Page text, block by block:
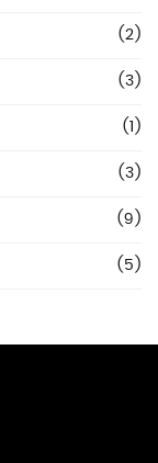
(2)
(3)
(1)
(3)
(9)
(5)